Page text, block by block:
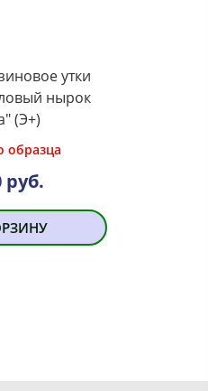
утки
нырок
(Э+)
образца
руб.